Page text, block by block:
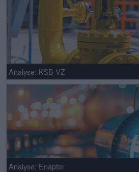
Analyse: KSB VZ
Analyse: Enapter